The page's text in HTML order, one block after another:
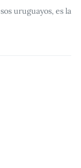
uruguayos, es la